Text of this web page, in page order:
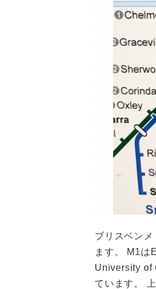
ブリスベン
ます。 M1は
University of
ています。